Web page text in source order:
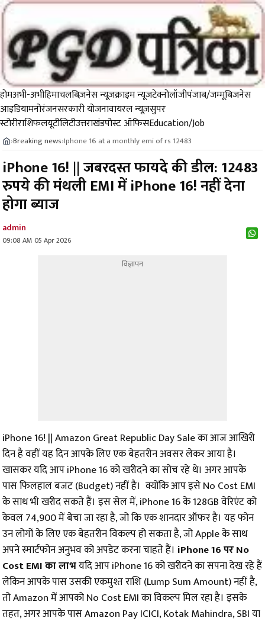
होमअभी-अभीहिमाचलबिज़नेस न्यूज़क्राइम न्यूजटेक्नोलॉजीपंजाब/जम्मूबिजनेस
आइडियामनोरंजनसरकारी योजनावायरल न्यूज़सुपर
स्टोरीराशिफलयूटीलिटीउत्तराखंडपोस्ट ऑफिसEducation/Job
›Breaking news›Iphone 16 at a monthly emi of rs 12483
iPhone 16! || जबरदस्त फायदे की डील: 12483
रुपये की मंथली EMI में iPhone 16! नहीं देना
होगा ब्याज
admin
09:08 AM 05 Apr 2026
विज्ञापन
iPhone 16! || Amazon Great Republic Day Sale का आज आखिरी
दिन है वहीं यह दिन आपके लिए एक बेहतरीन अवसर लेकर आया है।
खासकर यदि आप iPhone 16 को खरीदने का सोच रहे थे। अगर आपके
पास फिलहाल बजट (Budget) नहीं है। क्योंकि आप इसे No Cost EMI
के साथ भी खरीद सकते हैं। इस सेल में, iPhone 16 के 128GB वेरिएंट को
केवल ₹74,900 में बेचा जा रहा है, जो कि एक शानदार ऑफर है। यह फोन
उन लोगों के लिए एक बेहतरीन विकल्प हो सकता है, जो Apple के साथ
अपने स्मार्टफोन अनुभव को अपडेट करना चाहते हैं। iPhone 16 पर No
Cost EMI का लाभयदि आप iPhone 16 को खरीदने का सपना देख रहे हैं
लेकिन आपके पास उसकी एकमुश्त राशि (Lump Sum Amount) नहीं है,
तो Amazon में आपको No Cost EMI का विकल्प मिल रहा है। इसके
तहत, अगर आपके पास Amazon Pay ICICI, Kotak Mahindra, SBI या